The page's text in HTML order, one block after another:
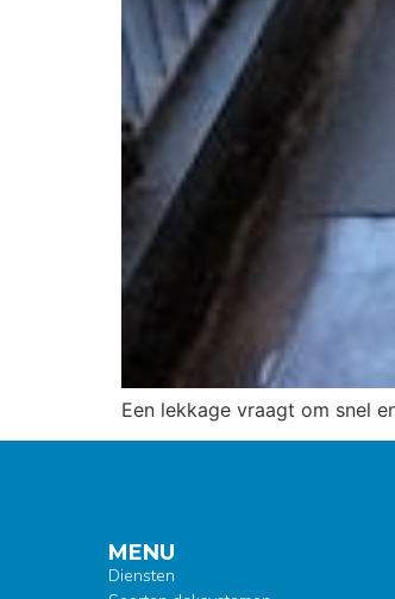
Een lekkage vraagt om snel
MENU
Diensten